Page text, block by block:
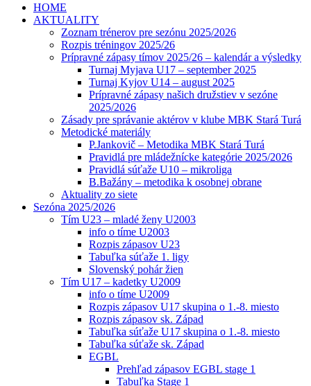
HOME
AKTUALITY
Zoznam trénerov pre sezónu 2025/2026
Rozpis tréningov 2025/26
Prípravné zápasy tímov 2025/26 – kalendár a výsledky
Turnaj Myjava U17 – september 2025
Turnaj Kyjov U14 – august 2025
Prípravné zápasy našich družstiev v sezóne
2025/2026
Zásady pre správanie aktérov v klube MBK Stará Turá
Metodické materiály
P.Jankovič – Metodika MBK Stará Turá
Pravidlá pre mládežnícke kategórie 2025/2026
Pravidlá súťaže U10 – mikroliga
B.Bažány – metodika k osobnej obrane
Aktuality zo siete
Sezóna 2025/2026
Tím U23 – mladé ženy U2003
info o tíme U2003
Rozpis zápasov U23
Tabuľka súťaže 1. ligy
Slovenský pohár žien
Tím U17 – kadetky U2009
info o tíme U2009
Rozpis zápasov U17 skupina o 1.-8. miesto
Rozpis zápasov sk. Západ
Tabuľka súťaže U17 skupina o 1.-8. miesto
Tabuľka súťaže sk. Západ
EGBL
Prehľad zápasov EGBL stage 1
Tabuľka Stage 1